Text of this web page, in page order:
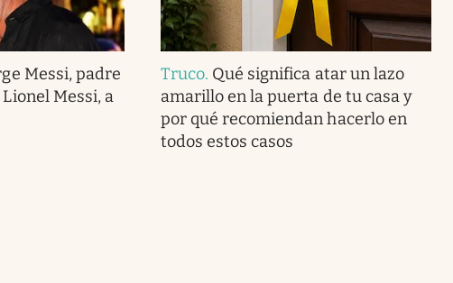
Messi, padre
Messi, a
Truco. Qué significa atar un lazo
amarillo en la puerta de tu casa y
por qué recomiendan hacerlo en
todos estos casos